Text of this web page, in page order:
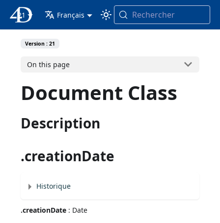
4D Documentation
21 Français Rechercher
Version : 21
On this page
Document Class
Description
.creationDate
Historique
.creationDate : Date